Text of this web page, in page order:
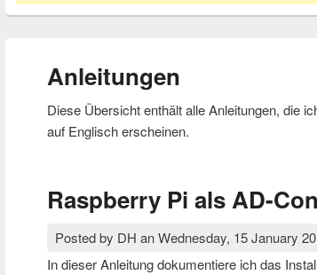
Anleitungen
Diese Übersicht enthält alle Anleitungen, die
auf Englisch erscheinen.
Raspberry Pi als AD-
Posted by DH anWednesday, 15 January
In dieser Anleitung dokumentiere ich das